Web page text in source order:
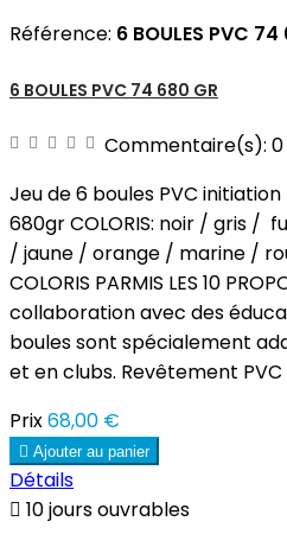
Référence: 6 BOULES PVC
6 BOULES PVC 74 680 GR
Commentaire(s): 0
Jeu de 6 boules PVC
680gr COLORIS: noir / gris
/ jaune / orange / marine /
COLORIS PARMIS LES 10
collaboration avec des
boules sont spécialement
et en clubs. Revêtement PVC
Prix68,00 €
 Ajouter au panier
Détails
 10 jours ouvrables